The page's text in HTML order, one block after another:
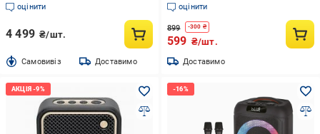
оцінити
4 499 ₴/шт.
Cамовивіз Доставимо
оцінити
899 -300 ₴
599 ₴/шт.
Доставимо